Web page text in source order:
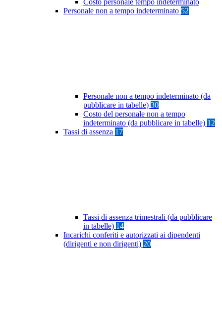
Costo personale tempo indeterminato
Personale non a tempo indeterminato 52
Personale non a tempo indeterminato (da
pubblicare in tabelle) 30
Costo del personale non a tempo
indeterminato (da pubblicare in tabelle) 12
Tassi di assenza 17
Tassi di assenza trimestrali (da pubblicare
in tabelle) 14
Incarichi conferiti e autorizzati ai dipendenti
(dirigenti e non dirigenti) 20